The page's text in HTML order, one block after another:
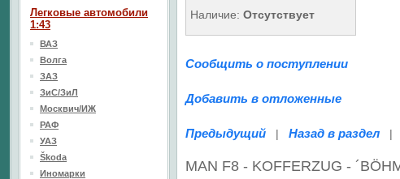
Наличие: Отсутствует
Сообщить о поступлении
Добавить в отложенные
Предыдущий | Назад в раздел |
MAN F8 - KOFFERZUG -
Легковые автомобили
1:43
ВАЗ
Волга
ЗАЗ
ЗиС/ЗиЛ
Москвич/ИЖ
РАФ
УАЗ
Škoda
Иномарки